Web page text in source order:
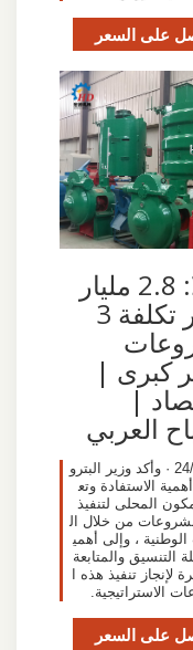
على السعر
الملا: 2.8 مليار
دولار تكلفة 3
كبرى |
|
العربي
24/6/2020 · وأكد وزير البترو
الاستفادة وتع
المحلى لتنفيذ
من خلال ال
، وإلى أهمي
التنسيق والمتابعة
لإنجاز تنفيذ هذه ا
الاستراتيجية.
على السعر